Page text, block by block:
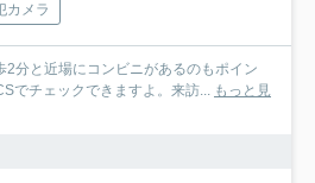
カメラ
2分と近場にコンビニがあるのもポイン
でチェックできますよ。来訪... もっと見